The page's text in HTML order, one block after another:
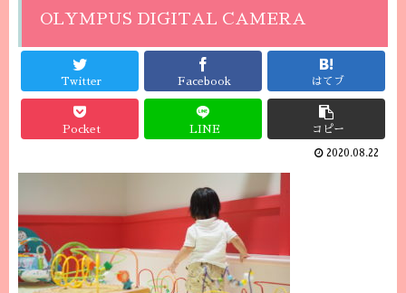
OLYMPUS DIGITAL CAMERA
Twitter Facebook はてブ
Pocket LINE コピー
2020.08.22